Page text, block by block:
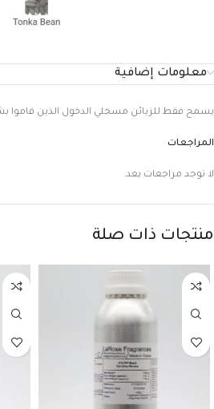
معلومات إضافية
المراجعات
لا توجد مراجعات بعد.
يسمح فقط للزبائن مسجلي الدخول الذين قاموا
منتجات ذات صلة